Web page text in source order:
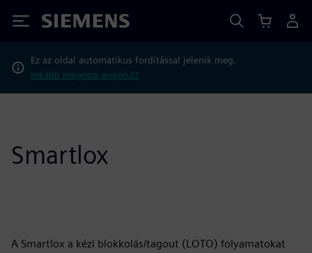
Siemens
Ez az oldal automatikus fordítással jelenik meg.
Inkább megnézi angolul?
Smartlox
A Smartlox a kézi blokkolás/tagout (LOTO) folyamatokat